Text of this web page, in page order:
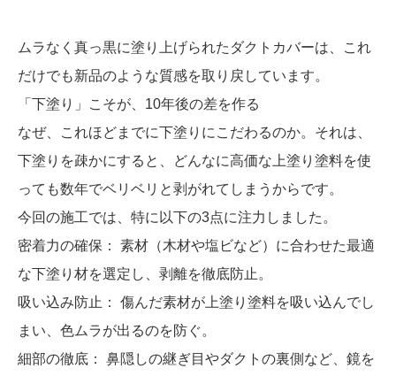
ムラなく真っ黒に塗り上げられたダクトカバーは、これ
だけでも新品のような質感を取り戻しています。
​「下塗り」こそが、10年後の差を作る
​なぜ、これほどまでに下塗りにこだわるのか。それは、
下塗りを疎かにすると、どんなに高価な上塗り塗料を使
っても数年でベリベリと剥がれてしまうからです。
​今回の施工では、特に以下の3点に注力しました。
​密着力の確保： 素材（木材や塩ビなど）に合わせた最適
な下塗り材を選定し、剥離を徹底防止。
​吸い込み防止： 傷んだ素材が上塗り塗料を吸い込んでし
まい、色ムラが出るのを防ぐ。
​細部の徹底： 鼻隠しの継ぎ目やダクトの裏側など、鏡を